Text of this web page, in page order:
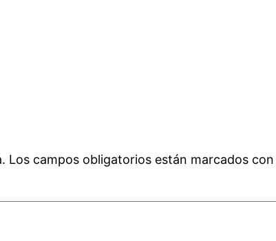
Los campos obligatorios están marcados